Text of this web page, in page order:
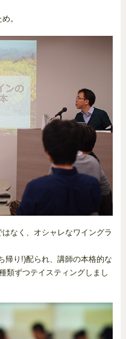
。
なく、オシャレなワイングラ
帰り!)配られ、講師の本格的な
類ずつテイスティングしまし